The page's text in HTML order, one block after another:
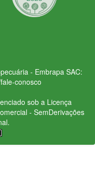
- Embrapa SAC:
conosco
sob a Licença
- SemDerivações